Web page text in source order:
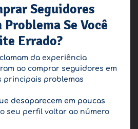
Seguidores
Problema Se Você
Errado?
da experiência
ao comprar seguidores em
principais problemas
desaparecem em poucas
seu perfil voltar ao número